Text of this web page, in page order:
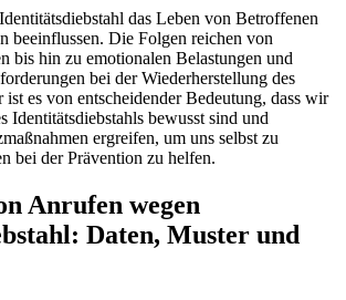
das Leben ‌von Betroffenen
beeinflussen. Die Folgen reichen von
bis hin zu emotionalen Belastungen und
bei der Wiederherstellung des
ist es von entscheidender Bedeutung, dass wir
Identitätsdiebstahls bewusst sind und
ergreifen, um​ uns ⁤selbst zu
‍bei der Prävention⁢ zu helfen.
Anrufen wegen
Daten, Muster ‍und